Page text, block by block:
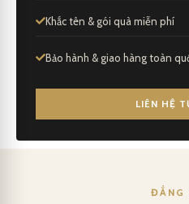
Khắc tên & gói quà miễn phí
Bảo hành & giao hàng toàn
LIÊN HỆ
ĐẲNG